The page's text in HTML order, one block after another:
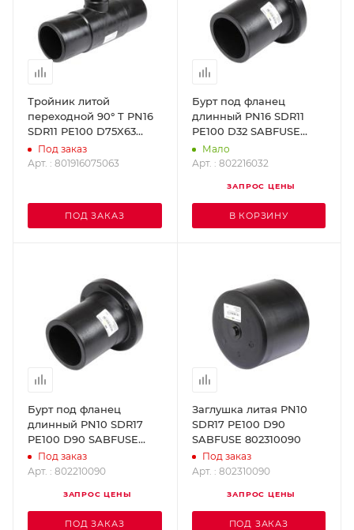
Тройник литой
переходной 90° T PN16
SDR11 PE100 D75X63
SABFUSE 801916075063
Под заказ
Арт. : 801916075063
ПОД ЗАКАЗ
Бурт под фланец
длинный PN16 SDR11
PE100 D32 SABFUSE
802216032
Мало
Арт. : 802216032
ЗАПРОС ЦЕНЫ
В КОРЗИНУ
Бурт под фланец
длинный PN10 SDR17
PE100 D90 SABFUSE
802210090
Под заказ
Арт. : 802210090
ЗАПРОС ЦЕНЫ
ПОД ЗАКАЗ
Заглушка литая PN10
SDR17 PE100 D90
SABFUSE 802310090
Под заказ
Арт. : 802310090
ЗАПРОС ЦЕНЫ
ПОД ЗАКАЗ